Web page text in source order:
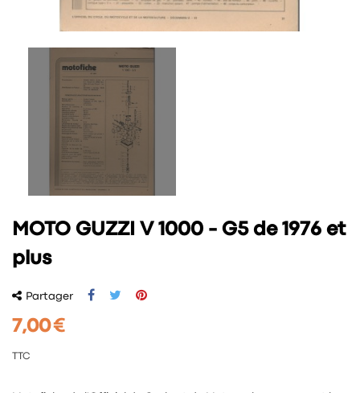
MOTO GUZZI V 1000 - G5 de 1976 et
plus
Partager
7,00 €
TTC